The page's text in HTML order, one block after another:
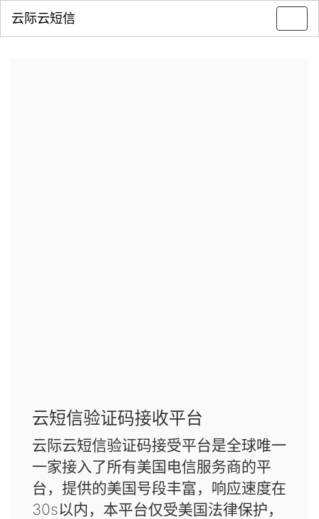
云际云短信
云短信验证码接收平台
云际云短信验证码接受平台是全球唯一
一家接入了所有美国电信服务商的平
台，提供的美国号段丰富，响应速度在
30s以内，本平台仅受美国法律保护，